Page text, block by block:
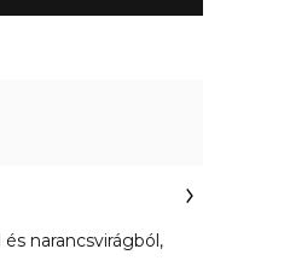
narancsvirágból,